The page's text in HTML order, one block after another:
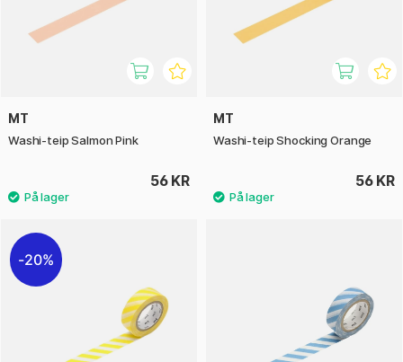
MT
Washi-teip Salmon Pink
56 KR
MT
Washi-teip Shocking Orange
56 KR
20%